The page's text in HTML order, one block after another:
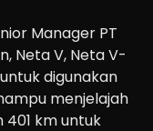
Manager PT
Neta V, Neta V-
digunakan
menjelajah
km untuk